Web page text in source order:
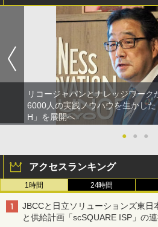
リコージャパンとナレッジワーク
6000人の実践ノウハウを生かし
H」を展開へ
●
● ●
アクセスランキング
1時間 24時間
JBCCと日立ソリューションズ東日
と供給計画「scSQUARE ISP」の